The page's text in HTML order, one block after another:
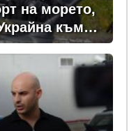
на морето,
към